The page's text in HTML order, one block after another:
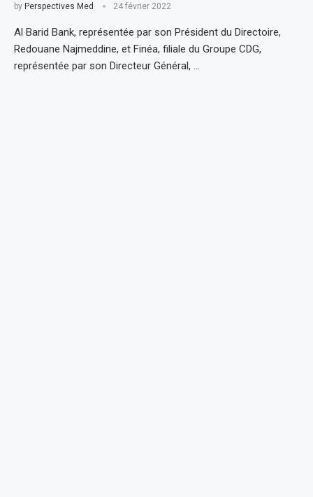
by Perspectives Med 24 février 2022
Al Barid Bank, représentée par son Président du Directoire,
Redouane Najmeddine, et Finéa, filiale du Groupe CDG,
représentée par son Directeur Général, …